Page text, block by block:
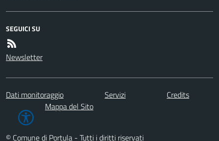
SEGUICI SU
Newsletter
Dati monitoraggio Servizi
Credits
Mappa del Sito
© Comune di Portula - Tutti i diritti riservati